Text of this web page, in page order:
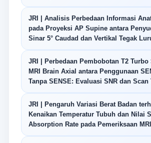
JRI | Analisis Perbedaan Informasi
pada Proyeksi AP Supine antara
Sinar 5° Caudad dan Vertikal Tegak
JRI | Perbedaan Pembobotan T2
MRI Brain Axial antara Penggunaan
Tanpa SENSE: Evaluasi SNR dan Scan
JRI | Pengaruh Variasi Berat Badan
Kenaikan Temperatur Tubuh dan Nilai
Absorption Rate pada Pemeriksaan